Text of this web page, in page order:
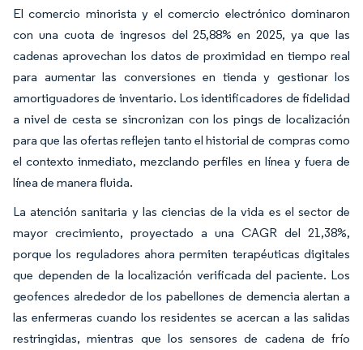
El comercio minorista y el comercio electrónico dominaron
con una cuota de ingresos del 25,88% en 2025, ya que las
cadenas aprovechan los datos de proximidad en tiempo real
para aumentar las conversiones en tienda y gestionar los
amortiguadores de inventario. Los identificadores de fidelidad
a nivel de cesta se sincronizan con los pings de localización
para que las ofertas reflejen tanto el historial de compras como
el contexto inmediato, mezclando perfiles en línea y fuera de
línea de manera fluida.
La atención sanitaria y las ciencias de la vida es el sector de
mayor crecimiento, proyectado a una CAGR del 21,38%,
porque los reguladores ahora permiten terapéuticas digitales
que dependen de la localización verificada del paciente. Los
geofences alrededor de los pabellones de demencia alertan a
las enfermeras cuando los residentes se acercan a las salidas
restringidas, mientras que los sensores de cadena de frío